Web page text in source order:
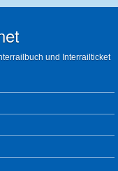
und Interrailticket